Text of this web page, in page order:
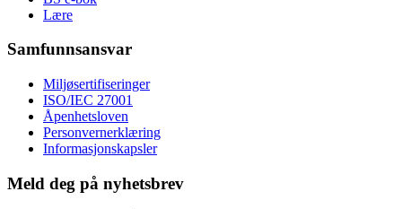
Lære
Samfunnsansvar
Miljøsertifiseringer
ISO/IEC 27001
Åpenhetsloven
Personvernerklæring
Informasjonskapsler
Meld deg på nyhetsbrev